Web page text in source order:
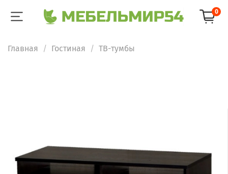
0
Главная Гостиная ТВ-тумбы